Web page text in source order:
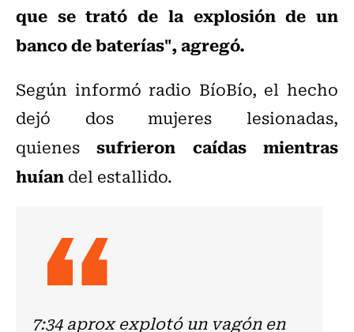
que se trató de la explosión de un
banco de baterías", agregó.
Según informó radio BíoBío, el hecho
dejó dos mujeres lesionadas,
quienes
sufrieron caídas mientras
huíandel estallido.
7:34 aprox explotó un vagón en